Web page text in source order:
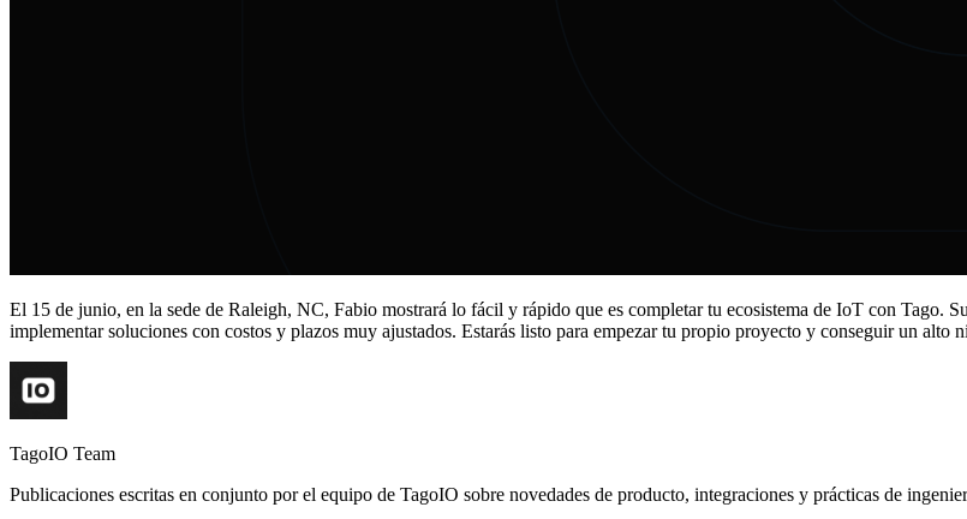
El 15 de junio, en la sede de Raleigh, NC, Fabio mostrará lo fácil y rápido que es completar tu ecosistema de IoT con Tago.
implementar soluciones con costos y plazos muy ajustados. Estarás listo para empezar tu propio proyecto y conseguir un
TagoIO Team
Publicaciones escritas en conjunto por el equipo de TagoIO sobre novedades de producto, integraciones y prácticas de